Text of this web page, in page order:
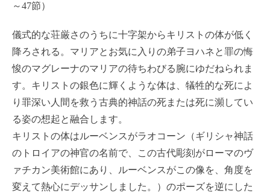
～47節）
儀式的な荘厳さのうちに十字架からキリストの体が低く
降ろされる。マリアとお気に入りの弟子ヨハネと罪の悔
悛のマグレーナのマリアの待ちわびる腕にゆだねられま
す。キリストの銀色に輝くような体は、犠牲的な死によ
り罪深い人間を救う古典的神話の死または死に瀕してい
る姿の想起と融合します。
キリストの体はルーベンスがラオコーン（ギリシャ神話
のトロイアの神官の名前で、この古代彫刻がローマのヴ
ァチカン美術館にあり、ルーベンスがこの像を、角度を
変えて熱心にデッサンしました。）のポーズを逆にした